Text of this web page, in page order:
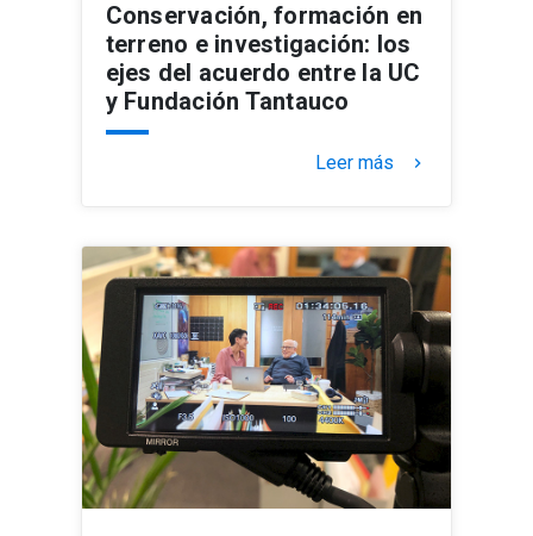
Conservación, formación en
terreno e investigación: los
ejes del acuerdo entre la UC
y Fundación Tantauco
Leer más keyboard_arrow_right